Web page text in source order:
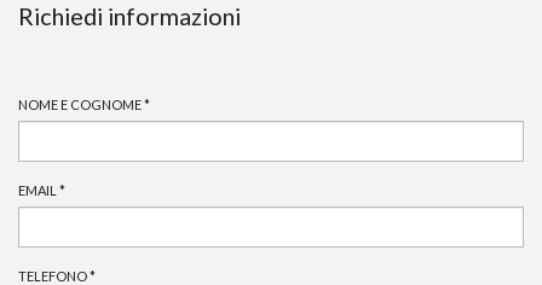
Richiedi informazioni
NOME E COGNOME*
EMAIL *
TELEFONO*